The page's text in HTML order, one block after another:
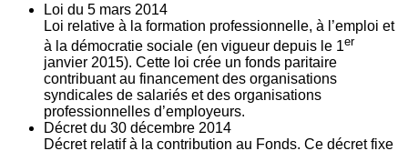
Loi du 5 mars 2014
Loi relative à la formation professionnelle, à l’emploi et
à la démocratie sociale (en vigueur depuis le 1er
janvier 2015). Cette loi crée un fonds paritaire
contribuant au financement des organisations
syndicales de salariés et des organisations
professionnelles d’employeurs.
Décret du 30 décembre 2014
Décret relatif à la contribution au Fonds. Ce décret fixe